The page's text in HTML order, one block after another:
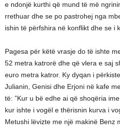
e ndonjë kurthi që mund të më
rrethuar dhe se po pastrohej nga
ishin të përfshira në konflikt dhe se i
Pagesa për këtë vrasje do të ishte
52 metra katrorë dhe që vlera e saj
euro metra katror. Ky dyqan i
Julianin, Genisi dhe Erjoni në kafe
të: ”Kur u bë edhe ai që shoqëria
kur ishte i vogël e thërisnin kurva i
Metushi lëvizte me një makinë Benz